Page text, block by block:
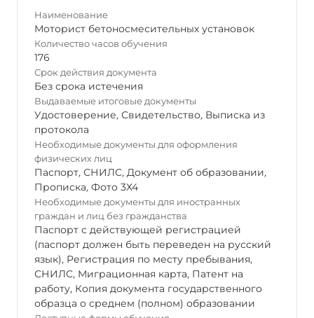
Наименование
Моторист бетоносмесительных установок
Количество часов обучения
176
Срок действия документа
Без срока истечения
Выдаваемые итоговые документы
Удостоверение, Свидетельство, Выписка из
протокола
Необходимые документы для оформления
физических лиц
Паспорт, СНИЛС, Документ об образовании,
Прописка, Фото 3Х4
Необходимые документы для иностранных
граждан и лиц без гражданства
Паспорт с действующей регистрацией
(паспорт должен быть переведен на русский
язык), Регистрация по месту пребывания,
СНИЛС, Миграционная карта, Патент на
работу, Копия документа государственного
образца о среднем (полном) образовании